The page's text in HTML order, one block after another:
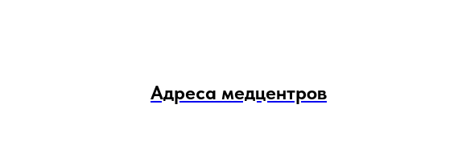
Адреса медцентров